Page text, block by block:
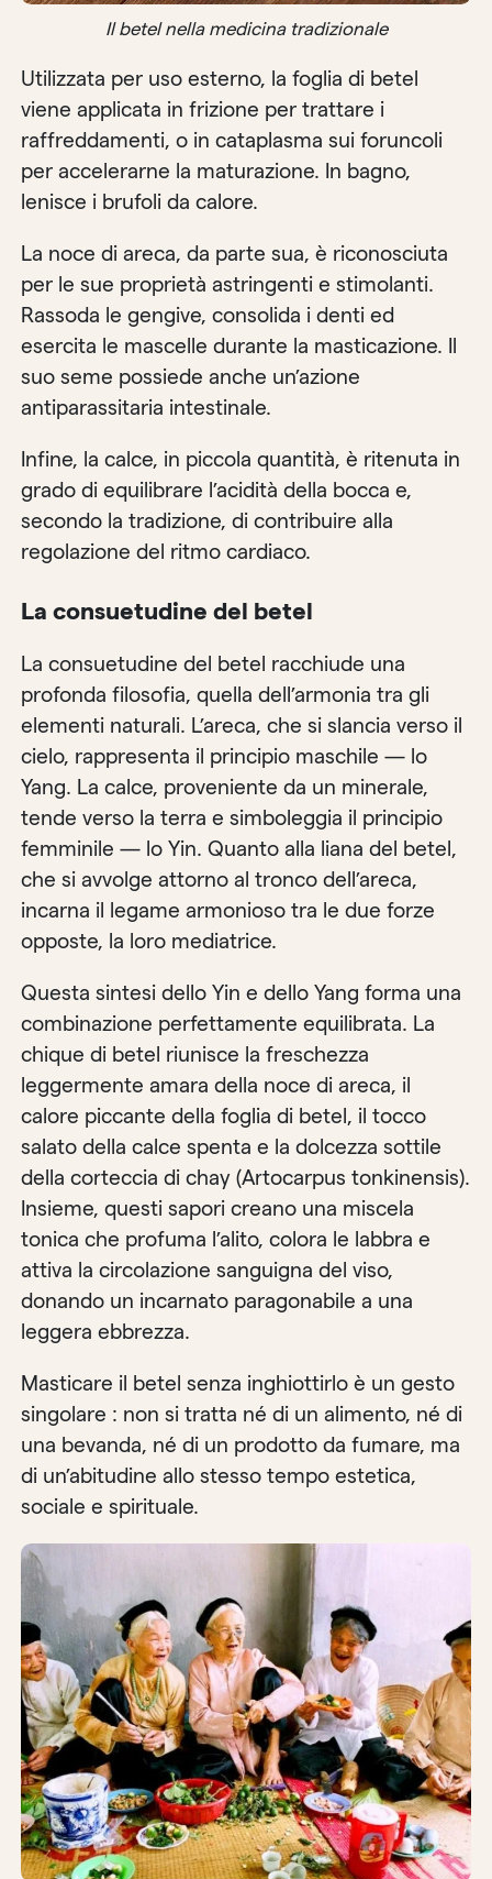
Il betel nella medicina tradizionale
Utilizzata per uso esterno, la foglia di betel
viene applicata in frizione per trattare i
raffreddamenti, o in cataplasma sui foruncoli
per accelerarne la maturazione. In bagno,
lenisce i brufoli da calore.
La noce di areca, da parte sua, è riconosciuta
per le sue proprietà astringenti e stimolanti.
Rassoda le gengive, consolida i denti ed
esercita le mascelle durante la masticazione. Il
suo seme possiede anche un’azione
antiparassitaria intestinale.
Infine, la calce, in piccola quantità, è ritenuta in
grado di equilibrare l’acidità della bocca e,
secondo la tradizione, di contribuire alla
regolazione del ritmo cardiaco.
La consuetudine del betel
La consuetudine del betel racchiude una
profonda filosofia, quella dell’armonia tra gli
elementi naturali. L’areca, che si slancia verso il
cielo, rappresenta il principio maschile — lo
Yang. La calce, proveniente da un minerale,
tende verso la terra e simboleggia il principio
femminile — lo Yin. Quanto alla liana del betel,
che si avvolge attorno al tronco dell’areca,
incarna il legame armonioso tra le due forze
opposte, la loro mediatrice.
Questa sintesi dello Yin e dello Yang forma una
combinazione perfettamente equilibrata. La
chique di betel riunisce la freschezza
leggermente amara della noce di areca, il
calore piccante della foglia di betel, il tocco
salato della calce spenta e la dolcezza sottile
della corteccia di chay (Artocarpus tonkinensis).
Insieme, questi sapori creano una miscela
tonica che profuma l’alito, colora le labbra e
attiva la circolazione sanguigna del viso,
donando un incarnato paragonabile a una
leggera ebbrezza.
Masticare il betel senza inghiottirlo è un gesto
singolare : non si tratta né di un alimento, né di
una bevanda, né di un prodotto da fumare, ma
di un’abitudine allo stesso tempo estetica,
sociale e spirituale.